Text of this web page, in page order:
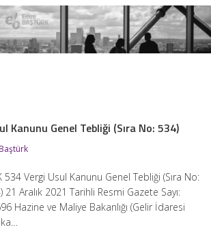
Kanunu Genel Tebliği (Sıra No: 534)
534 Vergi Usul Kanunu Genel Tebliği (Sıra No:
21 Aralık 2021 Tarihli Resmi Gazete Sayı:
Hazine ve Maliye Bakanlığı (Gelir İdaresi